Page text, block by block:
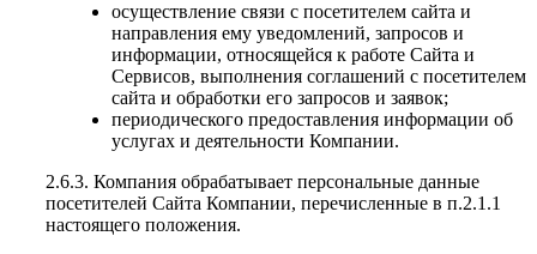
осуществление связи с посетителем сайта и
направления ему уведомлений, запросов и
информации, относящейся к работе Сайта и
Сервисов, выполнения соглашений с посетителем
сайта и обработки его запросов и заявок;
периодического предоставления информации об
услугах и деятельности Компании.
2.6.3. Компания обрабатывает персональные данные
посетителей Сайта Компании, перечисленные в п.2.1.1
настоящего положения.